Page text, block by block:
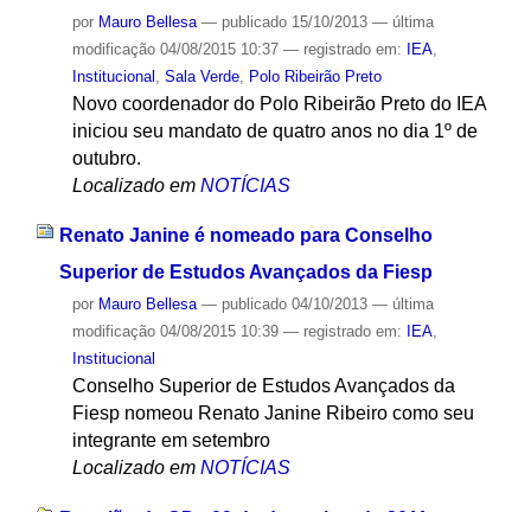
por Mauro Bellesa — publicado15/10/2013 — última
modificação04/08/2015 10:37 — registrado em: IEA,
Institucional Sala Verde, Polo Ribeirão Preto
Novo coordenador do Polo Ribeirão Preto do IEA
iniciou seu mandato de quatro anos no dia 1º de
outubro.
Localizado em NOTÍCIAS
Renato Janine é nomeado para Conselho
Superior de Estudos Avançados da Fiesp
por Mauro Bellesa — publicado04/10/2013 — última
modificação04/08/2015 10:39 — registrado em: IEA,
Institucional
Conselho Superior de Estudos Avançados da
Fiesp nomeou Renato Janine Ribeiro como seu
integrante em setembro
Localizado em NOTÍCIAS